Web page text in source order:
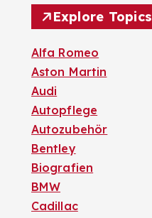
Explore Topics
Alfa Romeo
Aston Martin
Audi
Autopflege
Autozubehör
Bentley
Biografien
BMW
Cadillac